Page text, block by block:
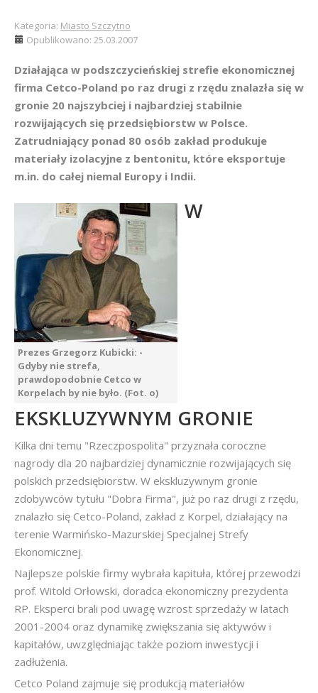
Kategoria: Miasto Szczytno
Opublikowano: 25.03.2007
Działająca w podszczycieńskiej strefie ekonomicznej
firma Cetco-Poland po raz drugi z rzędu znalazła się w
gronie 20 najszybciej i najbardziej stabilnie
rozwijających się przedsiębiorstw w Polsce.
Zatrudniający ponad 80 osób zakład produkuje
materiały izolacyjne z bentonitu, które eksportuje
m.in. do całej niemal Europy i Indii.
Prezes Grzegorz Kubicki: -
Gdyby nie strefa,
prawdopodobnie Cetco w
Korpelach by nie było. (Fot. o)
W
EKSKLUZYWNYM GRONIE
Kilka dni temu "Rzeczpospolita" przyznała coroczne
nagrody dla 20 najbardziej dynamicznie rozwijających się
polskich przedsiębiorstw. W ekskluzywnym gronie
zdobywców tytułu "Dobra Firma", już po raz drugi z rzędu,
znalazło się Cetco-Poland, zakład z Korpel, działający na
terenie Warmińsko-Mazurskiej Specjalnej Strefy
Ekonomicznej.
Najlepsze polskie firmy wybrała kapituła, której przewodzi
prof. Witold Orłowski, doradca ekonomiczny prezydenta
RP. Eksperci brali pod uwagę wzrost sprzedaży w latach
2001-2004 oraz dynamikę zwiększania się aktywów i
kapitałów, uwzględniając także poziom inwestycji i
zadłużenia.
Cetco Poland zajmuje się produkcją materiałów